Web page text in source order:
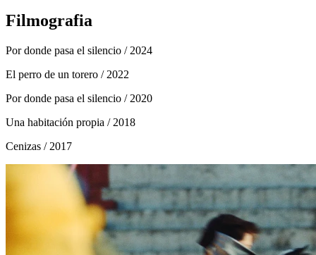
Filmografia
Por donde pasa el silencio / 2024
El perro de un torero / 2022
Por donde pasa el silencio / 2020
Una habitación propia / 2018
Cenizas / 2017